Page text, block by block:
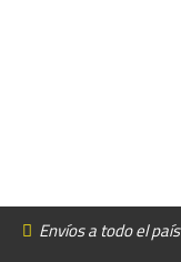
Envíos a todo el país